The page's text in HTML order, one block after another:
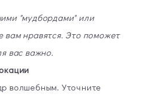
"мудбордами" или
нравятся. Это поможет
вас важно.
волшебным. Уточните